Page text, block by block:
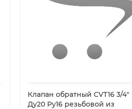
Клапан обратный CVT16 3/4″
Ду20 Ру16 резьбовой из